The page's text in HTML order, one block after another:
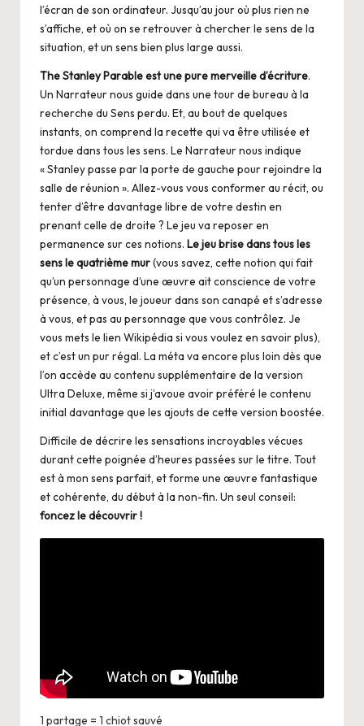
l’écran de son ordinateur. Jusqu’au jour où plus rien ne
s’affiche, et où on se retrouver à chercher le sens de la
situation, et un sens bien plus large aussi.
The Stanley Parable est une pure merveille d’écriture.
Un Narrateur nous guide dans une tour de bureau à la
recherche du Sens perdu. Et, au bout de quelques
instants, on comprend la recette qui va être utilisée et
tordue dans tous les sens. Le Narrateur nous indique
« Stanley passe par la porte de gauche pour rejoindre la
salle de réunion ». Allez-vous vous conformer au récit, ou
tenter d’être davantage libre de votre destin en
prenant celle de droite ? Le jeu va reposer en
permanence sur ces notions. Le jeu brise dans tous les
sens le quatrième mur(vous savez, cette notion qui fait
qu’un personnage d’une œuvre ait conscience de votre
présence, à vous, le joueur dans son canapé et s’adresse
à vous, et pas au personnage que vous contrôlez. Je
vous mets le lien Wikipédia si vous voulez en savoir plus),
et c’est un pur régal. La méta va encore plus loin dès que
l’on accède au contenu supplémentaire de la version
Ultra Deluxe, même si j’avoue avoir préféré le contenu
initial davantage que les ajouts de cette version boostée.
Difficile de décrire les sensations incroyables vécues
durant cette poignée d’heures passées sur le titre. Tout
est à mon sens parfait, et forme une œuvre fantastique
et cohérente, du début à la non-fin. Un seul conseil:
foncez le découvrir !
1 partage = 1 chiot sauvé